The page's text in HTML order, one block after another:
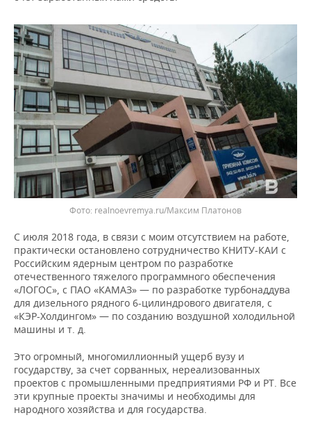
realnoevremya.ru/Максим Платонов
С июля 2018 года, в связи с моим отсутствием на работе,
практически остановлено сотрудничество КНИТУ-КАИ с
Российским ядерным центром по разработке
отечественного тяжелого программного обеспечения
«ЛОГОС», с ПАО «КАМАЗ» — по разработке турбонаддува
для дизельного рядного 6-цилиндрового двигателя, с
«КЭР-Холдингом» — по созданию воздушной холодильной
машины и т. д.
Это огромный, многомиллионный ущерб вузу и
государству, за счет сорванных, нереализованных
проектов с промышленными предприятиями РФ и РТ. Все
эти крупные проекты значимы и необходимы для
народного хозяйства и для государства.